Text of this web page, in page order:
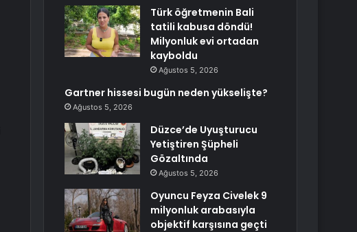
Türk öğretmenin Bali
tatili kabusa döndü!
Milyonluk evi ortadan
kayboldu
Ağustos 5, 2026
Gartner hissesi bugün neden yükselişte?
Ağustos 5, 2026
Düzce’de Uyuşturucu
Yetiştiren Şüpheli
Gözaltında
Ağustos 5, 2026
Oyuncu Feyza Civelek 9
milyonluk arabasıyla
objektif karşısına geçti